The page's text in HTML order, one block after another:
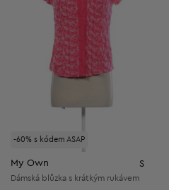
-60% s kódem ASAP
My Own S
Dámská blůzka s krátkým rukávem